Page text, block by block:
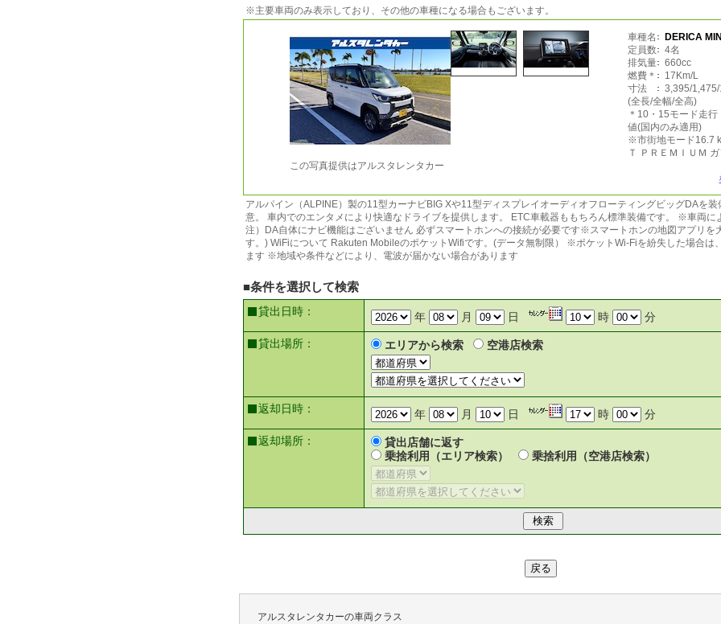
※主要車両のみ表示しており、その他の車種になる場合もございます。
車種名
DERICA
定員数
4名
排気量
660cc
燃費＊
17Km/L
寸法
3,395/
(全長/全幅/全高)
＊10・15モード走
値(国内のみ適用)
※市街地モード16.7
Ｔ ＰＲＥＭＩＵＭ
この写真提供はアルスタレンタカー
アルパイン（ALPINE）製の11型カーナビBIG Xや11型ディスプレイオーディオフローティングビッグDAを装
意。 車内でのエンタメにより快適なドライブを提供します。 ETC車載器ももちろん標準装備です。 ※車両に
注）DA自体にナビ機能はございません 必ずスマートホンへの接続が必要です※スマートホンの地図アプリを
す。) WiFiについて Rakuten MobileのポケットWifiです。(データ無制限） ※ポケットWi-Fiを紛失した場合は
ます ※地域や条件などにより、電波が届かない場合があります
■条件を選択して検索
貸出日時： 年 月 日 時 分
貸出場所： エリアから検索 空港店検索
返却日時： 年 月 日 時 分
返却場所：
貸出店舗に返す
乗捨利用（エリア検索）
乗捨利用（空港店検索）
アルスタレンタカーの車両クラス